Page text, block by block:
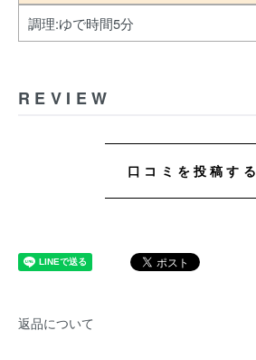
調理:ゆで時間5分
REVIEW
口コミを投稿する
返品について